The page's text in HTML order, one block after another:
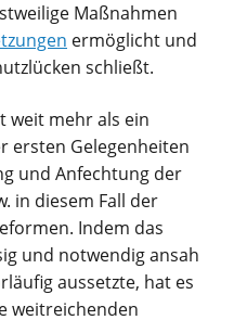
Maßnahmen
ermöglicht und
schließt.
weit mehr als ein
ersten Gelegenheiten
und Anfechtung der
in diesem Fall der
Indem das
und notwendig ansah
aussetzte, hat es
weitreichenden